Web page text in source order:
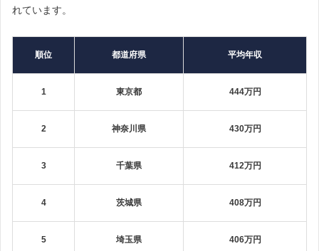
れています。
順位 都道府県 平均年収
1 東京都 444万円
2 神奈川県 430万円
3 千葉県 412万円
4 茨城県 408万円
5 埼玉県 406万円